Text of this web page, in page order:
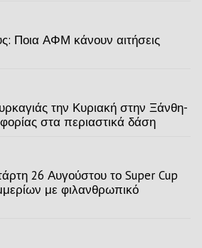
Ποια ΑΦΜ κάνουν αιτήσεις
την Κυριακή στην Ξάνθη-
στα περιαστικά δάση
26 Αυγούστου το Super Cup
με φιλανθρωπικό